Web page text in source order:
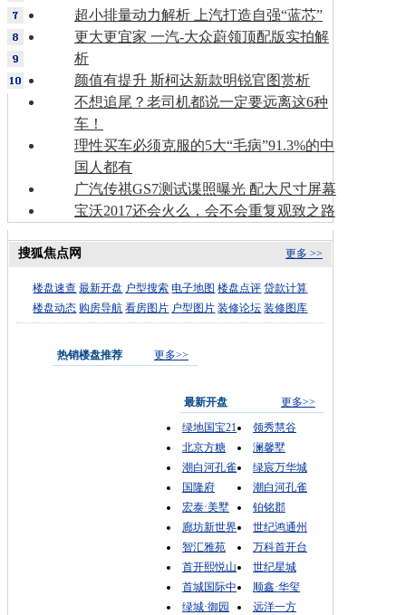
超小排量动力解析 上汽打造自强“蓝芯”
更大更宜家 一汽-大众蔚领顶配版实拍解
析
颜值有提升 斯柯达新款明锐官图赏析
不想追尾？老司机都说一定要远离这6种
车！
理性买车必须克服的5大“毛病”91.3%的中
国人都有
广汽传祺GS7测试谍照曝光 配大尺寸屏幕
宝沃2017还会火么，会不会重复观致之路
更多 >>
搜狐焦点网
楼盘速查 最新开盘 户型搜索 电子地图 楼盘点评 贷款计算
楼盘动态 购房导航 看房图片 户型图片 装修论坛 装修图库
热销楼盘推荐 更多>>
最新开盘
更多>>
绿地国宝21
领秀慧谷
北京方糖
澜馨墅
潮白河孔雀
绿宸万华城
国隆府
潮白河孔雀
宏泰·美墅
铂铭郡
廊坊新世界
世纪鸿通州
智汇雅苑
万科首开台
首开熙悦山
世纪星城
首城国际中
顺鑫·华玺
绿城·御园
远洋一方